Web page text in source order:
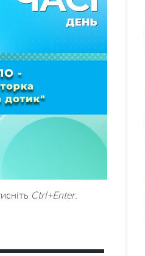
Ctrl+Enter.